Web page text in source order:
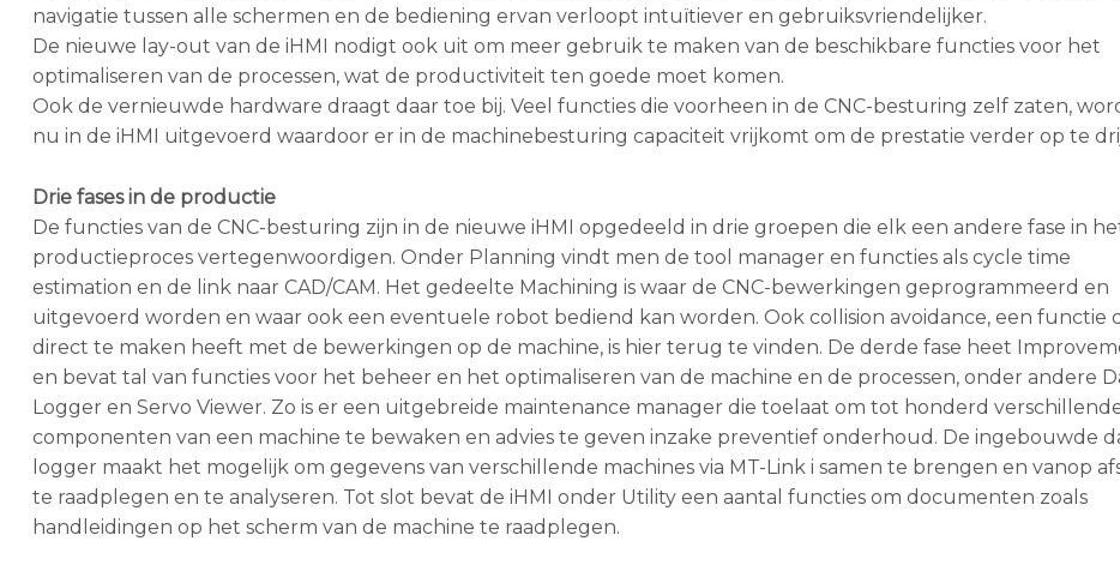
navigatie tussen alle schermen en de bediening ervan verloopt intuïtiever en gebruiksvriendelijker.
De nieuwe lay-out van de iHMI nodigt ook uit om meer gebruik te maken van de beschikbare functies voor het
optimaliseren van de processen, wat de productiviteit ten goede moet komen.
Ook de vernieuwde hardware draagt daar toe bij. Veel functies die voorheen in de CNC-besturing zelf zaten,
nu in de iHMI uitgevoerd waardoor er in de machinebesturing capaciteit vrijkomt om de prestatie verder op te
Drie fases in de productie
De functies van de CNC-besturing zijn in de nieuwe iHMI opgedeeld in drie groepen die elk een andere fase in
productieproces vertegenwoordigen. Onder Planning vindt men de tool manager en functies als cycle time
estimation en de link naar CAD/CAM. Het gedeelte Machining is waar de CNC-bewerkingen geprogrammeerd en
uitgevoerd worden en waar ook een eventuele robot bediend kan worden. Ook collision avoidance, een functie
direct te maken heeft met de bewerkingen op de machine, is hier terug te vinden. De derde fase heet
en bevat tal van functies voor het beheer en het optimaliseren van de machine en de processen, onder andere
Logger en Servo Viewer. Zo is er een uitgebreide maintenance manager die toelaat om tot honderd
componenten van een machine te bewaken en advies te geven inzake preventief onderhoud. De ingebouwde
logger maakt het mogelijk om gegevens van verschillende machines via MT-Link i samen te brengen en vanop
te raadplegen en te analyseren. Tot slot bevat de iHMI onder Utility een aantal functies om documenten zoals
handleidingen op het scherm van de machine te raadplegen.